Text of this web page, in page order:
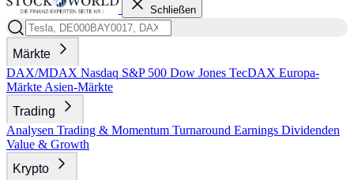
Schließen
Märkte
DAX/MDAX Nasdaq S&P 500 Dow Jones TecDAX Europa-
Märkte Asien-Märkte
Trading
Analysen Trading & Momentum Turnaround Earnings Dividenden
Value & Growth
Krypto